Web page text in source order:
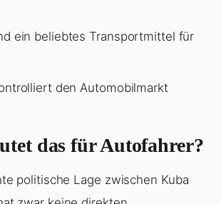
ein beliebtes Transportmittel für
den Automobilmarkt
das für Autofahrer?
politische Lage zwischen Kuba